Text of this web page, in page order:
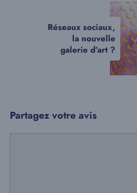
Réseaux sociaux,
la nouvelle
galerie d’art ?
Partagez votre avis